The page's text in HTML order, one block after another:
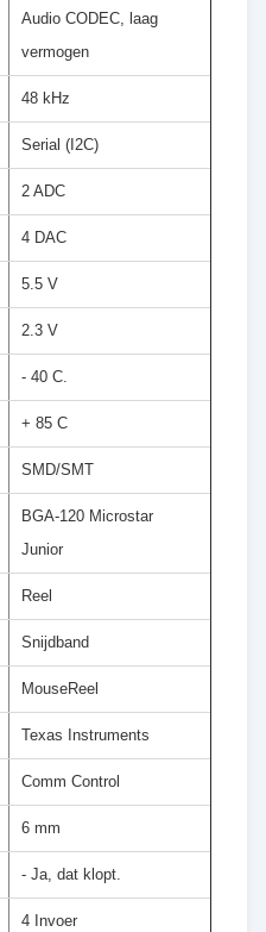
Audio CODEC, laag
vermogen
48 kHz
Serial (I2C)
2 ADC
4 DAC
5.5 V
2.3 V
- 40 C.
+ 85 C
SMD/SMT
BGA-120 Microstar
Junior
Reel
Snijdband
MouseReel
Texas Instruments
Comm Control
6 mm
- Ja, dat klopt.
4 Invoer